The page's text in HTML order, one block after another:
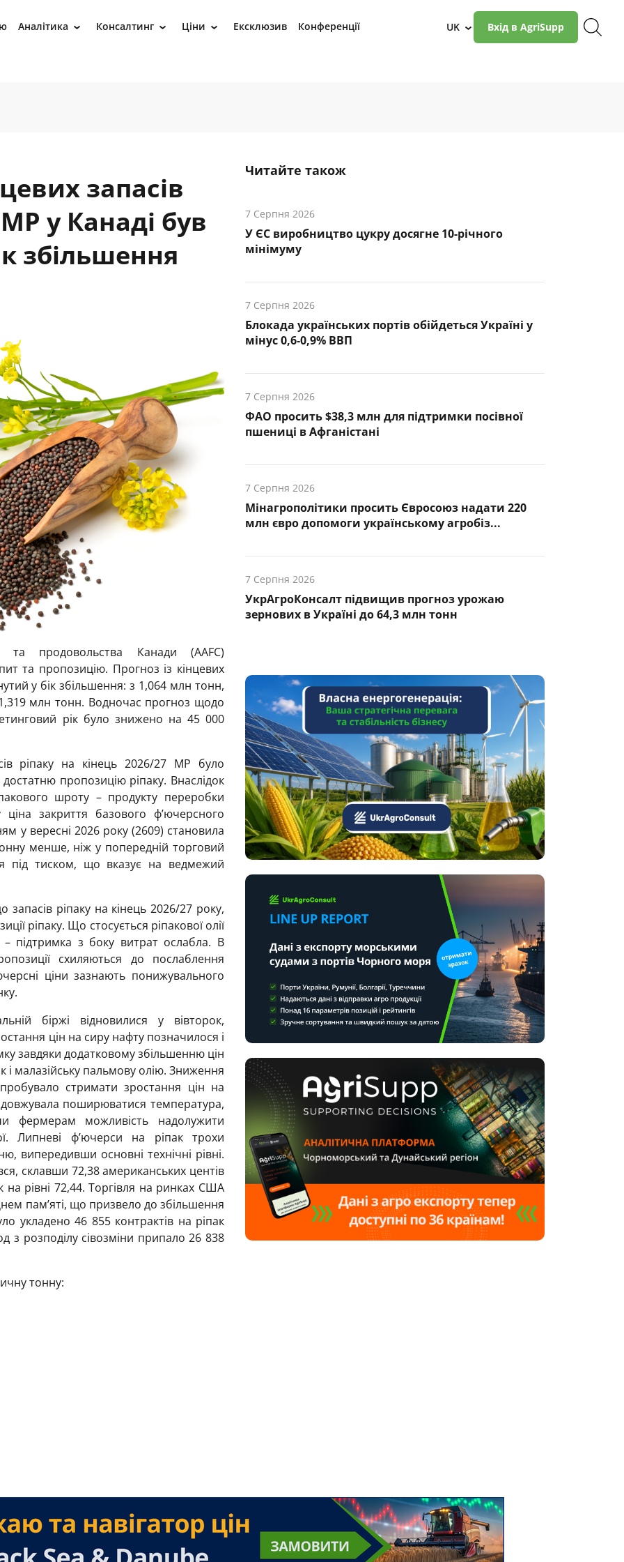
Аналітика › Консалтинг › Ціни › Ексклюзив Конференції UK › Вхід в AgriSupp
запасів
у Канаді був
збільшення
та продовольства Канади (AAFC)
та пропозицію. Прогноз із кінцевих
у бік збільшення: з 1,064 млн тонн,
млн тонн. Водночас прогноз щодо
рік було знижено на 45 000
ріпаку на кінець 2026/27 МР було
пропозицію ріпаку. Внаслідок
шроту – продукту переробки
закриття базового ф’ючерсного
у вересні 2026 року (2609) становила
менше, ніж у попередній торговий
під тиском, що вказує на ведмежий
запасів ріпаку на кінець 2026/27 року,
ріпаку. Що стосується ріпакової олії
підтримка з боку витрат ослабла. В
схиляються до послаблення
ціни зазнають понижувального
біржі відновилися у вівторок,
цін на сиру нафту позначилося і
завдяки додатковому збільшенню цін
і малазійську пальмову олію. Зниження
стримати зростання цін на
поширюватися температура,
можливість надолужити
Липневі ф’ючерси на ріпак трохи
випередивши основні технічні рівні.
склавши 72,38 американських центів
на рівні 72,44. Торгівля на ринках США
пам’яті, що призвело до збільшення
укладено 46 855 контрактів на ріпак
з розподілу сівозміни припало 26 838
тонну:
Читайте також
7 Серпня 2026
У ЄС виробництво цукру досягне 10-річного
мінімуму
7 Серпня 2026
Блокада українських портів обійдеться Україні у
мінус 0,6-0,9% ВВП
7 Серпня 2026
ФАО просить $38,3 млн для підтримки посівної
пшениці в Афганістані
7 Серпня 2026
Мінагрополітики просить Євросоюз надати 220
млн євро допомоги українському агробіз...
7 Серпня 2026
УкрАгроКонсалт підвищив прогноз урожаю
зернових в Україні до 64,3 млн тонн